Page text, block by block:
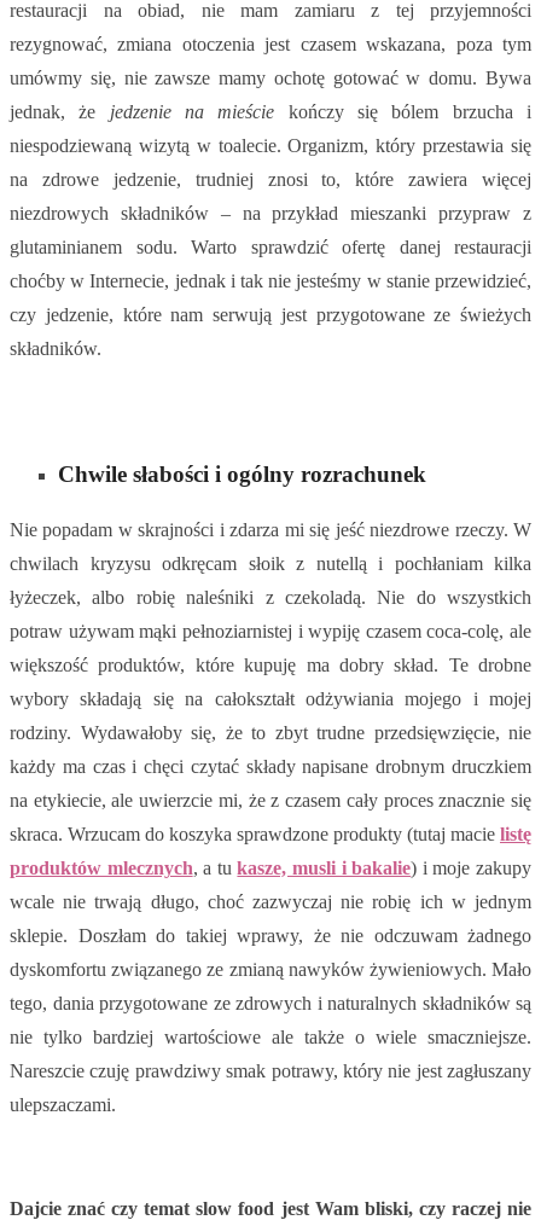
restauracji na obiad, nie mam zamiaru z tej przyjemności
rezygnować, zmiana otoczenia jest czasem wskazana, poza tym
umówmy się, nie zawsze mamy ochotę gotować w domu. Bywa
jednak, że jedzenie na mieście kończy się bólem brzucha i
niespodziewaną wizytą w toalecie. Organizm, który przestawia się
na zdrowe jedzenie, trudniej znosi to, które zawiera więcej
niezdrowych składników – na przykład mieszanki przypraw z
glutaminianem sodu. Warto sprawdzić ofertę danej restauracji
choćby w Internecie, jednak i tak nie jesteśmy w stanie przewidzieć,
czy jedzenie, które nam serwują jest przygotowane ze świeżych
składników.
Chwile słabości i ogólny rozrachunek
Nie popadam w skrajności i zdarza mi się jeść niezdrowe rzeczy. W
chwilach kryzysu odkręcam słoik z nutellą i pochłaniam kilka
łyżeczek, albo robię naleśniki z czekoladą. Nie do wszystkich
potraw używam mąki pełnoziarnistej i wypiję czasem coca-colę, ale
większość produktów, które kupuję ma dobry skład. Te drobne
wybory składają się na całokształt odżywiania mojego i mojej
rodziny. Wydawałoby się, że to zbyt trudne przedsięwzięcie, nie
każdy ma czas i chęci czytać składy napisane drobnym druczkiem
na etykiecie, ale uwierzcie mi, że z czasem cały proces znacznie się
skraca. Wrzucam do koszyka sprawdzone produkty (tutaj macie listę
produktów mlecznych, a tukasze, musli i bakalie) i moje zakupy
wcale nie trwają długo, choć zazwyczaj nie robię ich w jednym
sklepie. Doszłam do takiej wprawy, że nie odczuwam żadnego
dyskomfortu związanego ze zmianą nawyków żywieniowych. Mało
tego, dania przygotowane ze zdrowych i naturalnych składników są
nie tylko bardziej wartościowe ale także o wiele smaczniejsze.
Nareszcie czuję prawdziwy smak potrawy, który nie jest zagłuszany
ulepszaczami.
Dajcie znać czy temat slow food jest Wam bliski, czy raczej nie